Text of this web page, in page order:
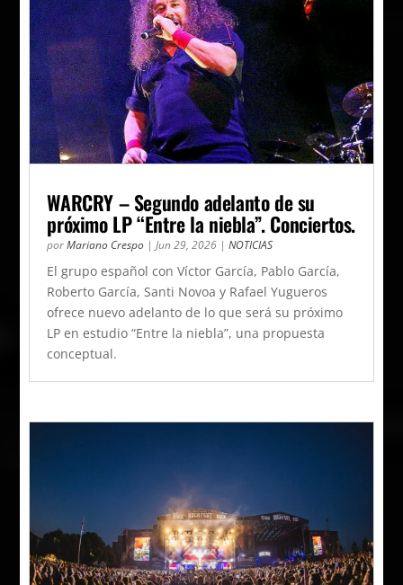
WARCRY – Segundo adelanto de su
próximo LP “Entre la niebla”. Conciertos.
porMariano Crespo |Jun 29, 2026 |NOTICIAS
El grupo español con Víctor García, Pablo García,
Roberto García, Santi Novoa y Rafael Yugueros
ofrece nuevo adelanto de lo que será su próximo
LP en estudio “Entre la niebla”, una propuesta
conceptual.